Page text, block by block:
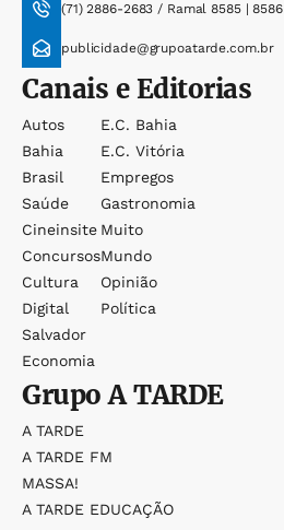
(71) 2886-2683 / Ramal 8585 | 8586
publicidade@grupoatarde.com.br
Canais e Editorias
Autos
Bahia
Brasil
Saúde
Cineinsite
Concursos
Cultura
Digital
Salvador
Economia
E.c. Bahia
E.c. Vitória
Empregos
Gastronomia
Muito
Mundo
Opinião
Política
GrupoA TARDE
A TARDE
A TARDE FM
MASSA!
A TARDE EDUCAÇÃO